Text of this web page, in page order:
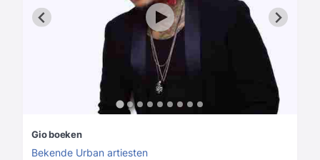
Gio boeken
Bekende Urban artiesten